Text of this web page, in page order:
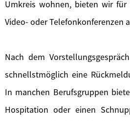
Umkreis wohnen, bieten wir für
Video- oder Telefonkonferenzen
Nach dem
schnellstmöglich eine
In manchen Berufsgruppen
Hospitation oder einen